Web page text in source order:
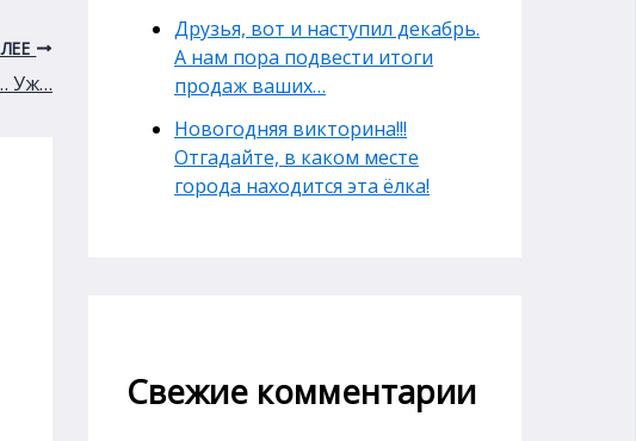
Уж…
Друзья, вот и наступил декабрь.
А нам пора подвести итоги
продаж ваших…
Новогодняя викторина!!!
Отгадайте, в каком месте
города находится эта ёлка!
Свежие комментарии